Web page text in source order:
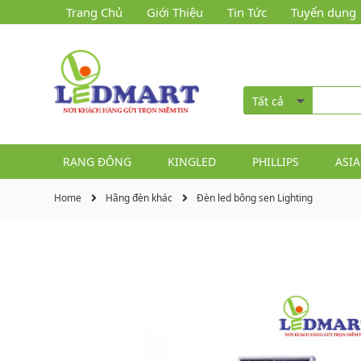
Trang Chủ Giới Thiệu Tin Tức Tuyển dụng
Tất cả
RẠNG ĐÔNG KINGLED PHILLIPS ASIA
Home Hãng đèn khác Đèn led bông sen Lighting